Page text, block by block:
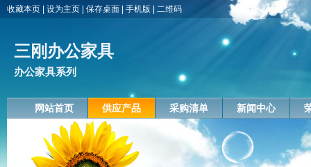
收藏本页 设为主页 保存桌面 手机版 二维码
三刚办公家具
办公家具系列
网站首页 供应产品 采购清单 新闻中心